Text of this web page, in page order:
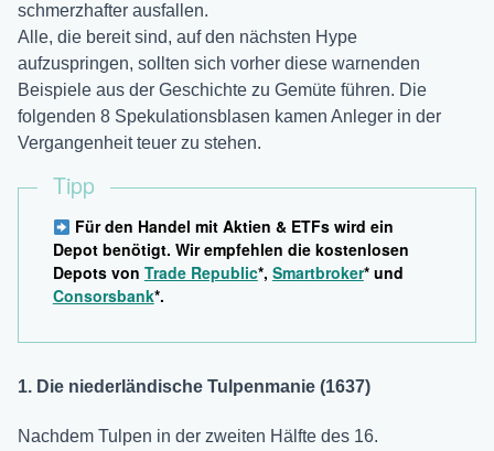
schmerzhafter ausfallen.
Alle, die bereit sind, auf den nächsten Hype
aufzuspringen, sollten sich vorher diese warnenden
Beispiele aus der Geschichte zu Gemüte führen. Die
folgenden 8 Spekulationsblasen kamen Anleger in der
Vergangenheit teuer zu stehen.
Tipp
Für den Handel mit Aktien & ETFs wird ein
Depot benötigt. Wir empfehlen die kostenlosen
Depots von Trade Republic*, Smartbroker* und
Consorsbank*.
1. Die niederländische Tulpenmanie (1637)
Nachdem Tulpen in der zweiten Hälfte des 16.